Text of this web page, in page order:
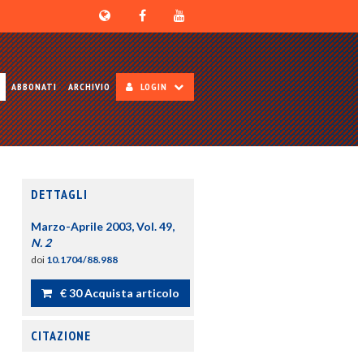
ABBONATI ARCHIVIO LOGIN
DETTAGLI
Marzo-Aprile 2003, Vol. 49,
N. 2
doi 10.1704/88.988
€ 30 Acquista articolo
CITAZIONE